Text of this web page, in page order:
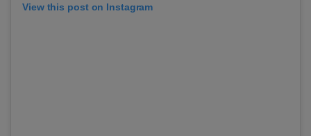
View this post on Instagram